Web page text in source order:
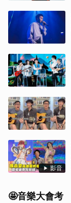
影音
🤩音樂大會考